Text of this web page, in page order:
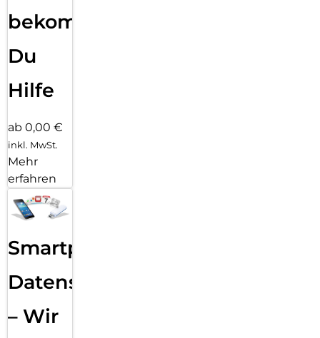
bekommst
Du
Hilfe
ab 0,00 €
inkl. MwSt.
Mehr
erfahren
Smartphone
Datensicherung
– Wir